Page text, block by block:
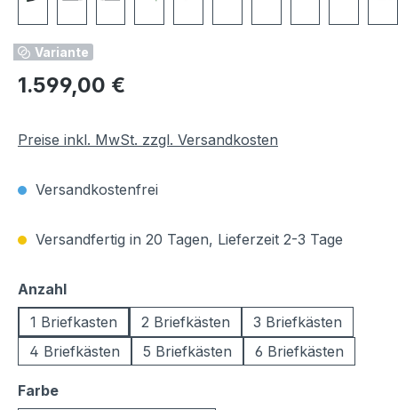
Variante
Regulärer Preis:
1.599,00 €
Preise inkl. MwSt. zzgl. Versandkosten
Versandkostenfrei
Versandfertig in 20 Tagen, Lieferzeit 2-3 Tage
Anzahlauswählen
1 Briefkasten
2 Briefkästen
3 Briefkästen
4 Briefkästen
5 Briefkästen 6 Briefkästen
Farbeauswählen